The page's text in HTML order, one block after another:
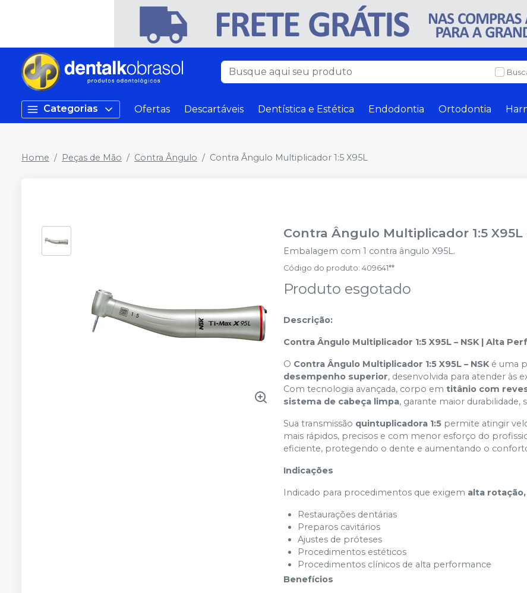
Categorias Ofertas Descartáveis Dentística e Estética Endodontia Ortodontia
Home Peças de Mão Contra Ângulo Contra Ângulo Multiplicador 1:5 X95L
Contra Ângulo Multiplicador 1:5 X95L
Embalagem com 1 contra ângulo X95L.
Código do produto:409641**
Produto esgotado
Descrição:
Contra Ângulo Multiplicador 1:5 X95L – NSK | Alta
O Contra Ângulo Multiplicador 1:5 X95L – NSKé uma
desempenho superior, desenvolvida para atender às
Com tecnologia avançada, corpo emtitânio com
sistema de cabeça limpa, garante maior durabilidade,
Sua transmissão quintuplicadora 1:5 permite atingir
mais rápidos, precisos e com menor esforço do
eficiente, protegendo o dente e aumentando o
Indicações
Indicado para procedimentos que exigem alta
Restaurações dentárias
Preparos cavitários
Ajustes de próteses
Procedimentos estéticos
Procedimentos clínicos de alta performance
Benefícios